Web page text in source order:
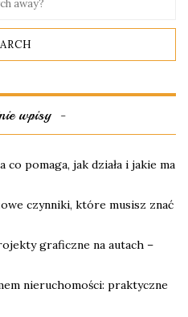
wpisy
pomaga, jak działa i jakie ma
czynniki, które musisz znać
graficzne na autach –
nieruchomości: praktyczne